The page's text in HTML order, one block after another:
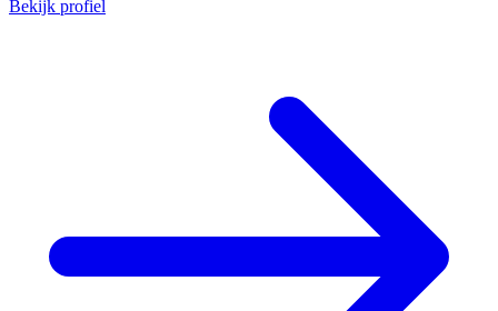
Bekijk profiel